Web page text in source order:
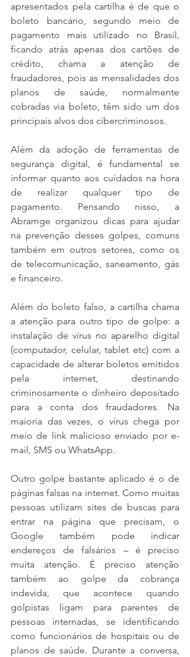
apresentados pela cartilha é de que o
boleto bancário, segundo meio de
pagamento mais utilizado no Brasil,
ficando atrás apenas dos cartões de
crédito, chama a atenção de
fraudadores, pois as mensalidades dos
planos de saúde, normalmente
cobradas via boleto, têm sido um dos
principais alvos dos cibercriminosos.
Além da adoção de ferramentas de
segurança digital, é fundamental se
informar quanto aos cuidados na hora
de realizar qualquer tipo de
pagamento. Pensando nisso, a
Abramge organizou dicas para ajudar
na prevenção desses golpes, comuns
também em outros setores, como os
de telecomunicação, saneamento, gás
e financeiro.
Além do boleto falso, a cartilha chama
a atenção para outro tipo de golpe: a
instalação de vírus no aparelho digital
(computador, celular, tablet etc) com a
capacidade de alterar boletos emitidos
pela internet, destinando
criminosamente o dinheiro depositado
para a conta dos fraudadores. Na
maioria das vezes, o vírus chega por
meio de link malicioso enviado por e-
mail, SMS ou WhatsApp.
Outro golpe bastante aplicado é o de
páginas falsas na internet. Como muitas
pessoas utilizam sites de buscas para
entrar na página que precisam, o
Google também pode indicar
endereços de falsários – é preciso
muita atenção. É preciso atenção
também ao golpe da cobrança
indevida, que acontece quando
golpistas ligam para parentes de
pessoas internadas, se identificando
como funcionários de hospitais ou de
planos de saúde. Durante a conversa,